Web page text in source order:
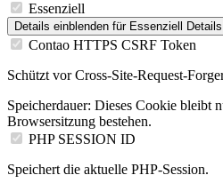
Essenziell
Details einblenden für Essenziell
Contao HTTPS CSRF Token
Schützt vor Cross-Site-Request-
Speicherdauer: Dieses Cookie bleibt
Browsersitzung bestehen.
PHP SESSION ID
Speichert die aktuelle PHP-Session.